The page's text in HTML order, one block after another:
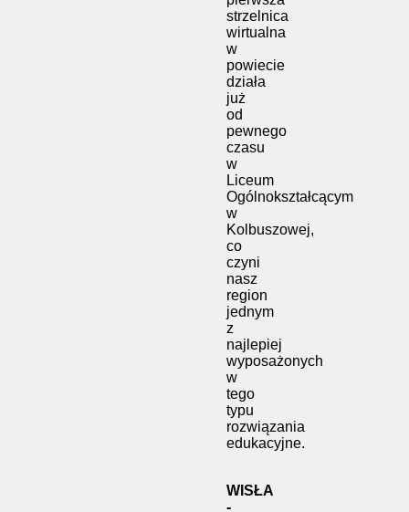
strzelnica
wirtualna
w
powiecie
działa
już
od
pewnego
czasu
w
Liceum
Ogólnokształcącym
w
Kolbuszowej,
co
czyni
nasz
region
jednym
z
najlepiej
wyposażonych
w
tego
typu
rozwiązania
edukacyjne.
WISŁA
-